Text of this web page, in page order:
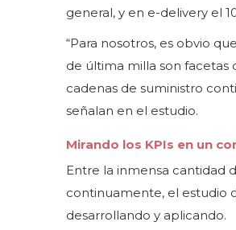
general, y en e-delivery el
“Para nosotros, es obvio
de última milla son facetas
cadenas de suministro
señalan en el estudio.
Mirando los KPIs en un
Entre la inmensa cantidad
continuamente, el estudio
desarrollando y aplicando.